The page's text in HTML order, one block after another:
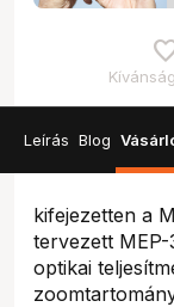
Leírás Blog
kifejezetten a
tervezett
optikai